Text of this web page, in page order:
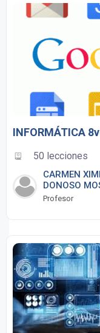
INFORMÁTICA
50 lecciones
CARMEN
DONOSO
Profesor